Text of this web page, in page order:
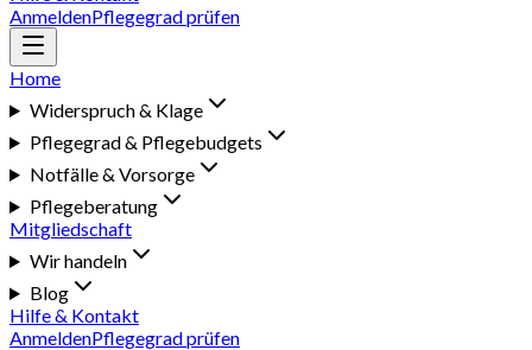
AnmeldenPflegegrad prüfen
Home
Widerspruch & Klage
Pflegegrad & Pflegebudgets
Notfälle & Vorsorge
Pflegeberatung
Mitgliedschaft
Wir handeln
Blog
Hilfe & Kontakt
AnmeldenPflegegrad prüfen